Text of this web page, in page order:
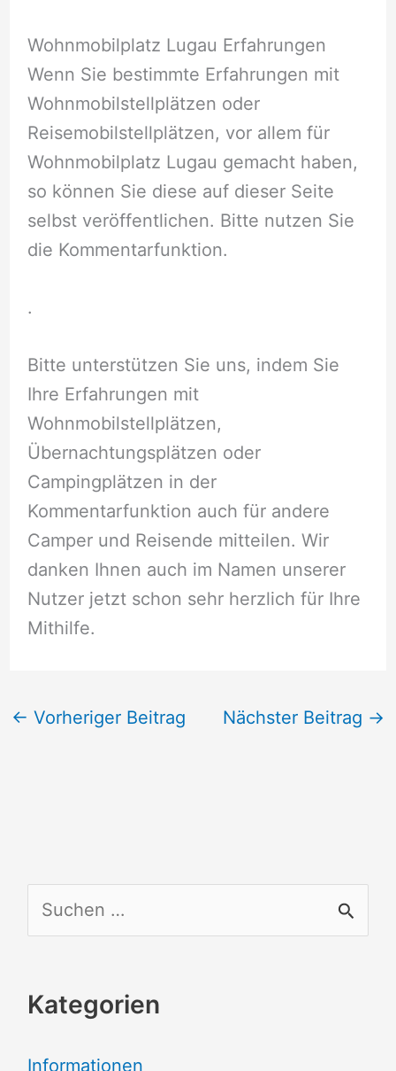
Wohnmobilplatz Lugau Erfahrungen
Wenn Sie bestimmte Erfahrungen mit
Wohnmobilstellplätzen oder
Reisemobilstellplätzen, vor allem für
Wohnmobilplatz Lugau gemacht haben,
so können Sie diese auf dieser Seite
selbst veröffentlichen. Bitte nutzen Sie
die Kommentarfunktion.
.
Bitte unterstützen Sie uns, indem Sie
Ihre Erfahrungen mit
Wohnmobilstellplätzen,
Übernachtungsplätzen oder
Campingplätzen in der
Kommentarfunktion auch für andere
Camper und Reisende mitteilen. Wir
danken Ihnen auch im Namen unserer
Nutzer jetzt schon sehr herzlich für Ihre
Mithilfe.
← Vorheriger Beitrag Nächster Beitrag →
u
h
Kategorien
Informationen